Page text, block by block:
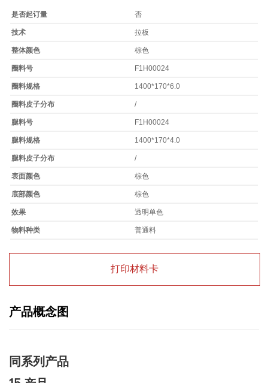
是否起订量 否
技术 拉板
整体颜色 棕色
圈料号 F1H00024
圈料规格 1400*170*6.0
圈料皮子分布 /
腿料号 F1H00024
腿料规格 1400*170*4.0
腿料皮子分布 /
表面颜色 棕色
底部颜色 棕色
效果 透明单色
物料种类 普通料
打印材料卡
产品概念图
同系列产品